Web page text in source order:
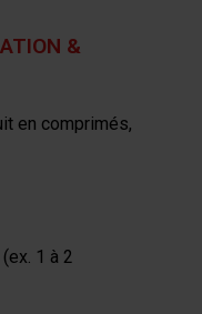
également des
publicité et analyse,
des informations
par ailleurs ou
leurs services.
&
en comprimés,
1 à 2